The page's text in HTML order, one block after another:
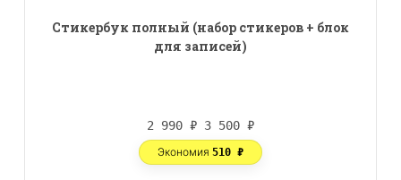
Стикербук полный (набор стикеров + блок
для записей)
2 990 ₽ 3 500 ₽
Экономия 510 ₽